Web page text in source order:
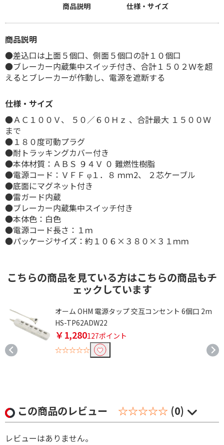
商品説明 仕様・サイズ
商品説明
●差込口は上面５個口、側面５個口の計１０個口
●ブレーカー内蔵集中スイッチ付き、合計１５０２Ｗを超
えるとブレーカーが作動し、電源を遮断する
仕様・サイズ
●ＡＣ１００Ｖ、 ５０／６０Ｈｚ 、合計最大 １５００Ｗ
まで
●１８０度可動プラグ
●耐トラッキングカバー付き
●本体材質：ＡＢＳ ９４Ｖ ０ 難燃性樹脂
●電源コード：ＶＦＦ φ１．８ ｍｍ2、 ２芯ケーブル
●底面にマグネット付き
●雷ガード内蔵
●ブレーカー内蔵集中スイッチ付き
●本体色：白色
●電源コード長さ：１ｍ
●パッケージサイズ：約１０６×３８０×３１ｍｍ
こちらの商品を見ている方はこちらの商品もチ
ェックしています
オーム OHM 電源タップ 交互コンセント 6個口 2m
HS-TP62ADW22
￥1,280127ポイント
☆☆☆☆☆
この商品のレビュー ☆☆☆☆☆ (0)
レビューはありません。